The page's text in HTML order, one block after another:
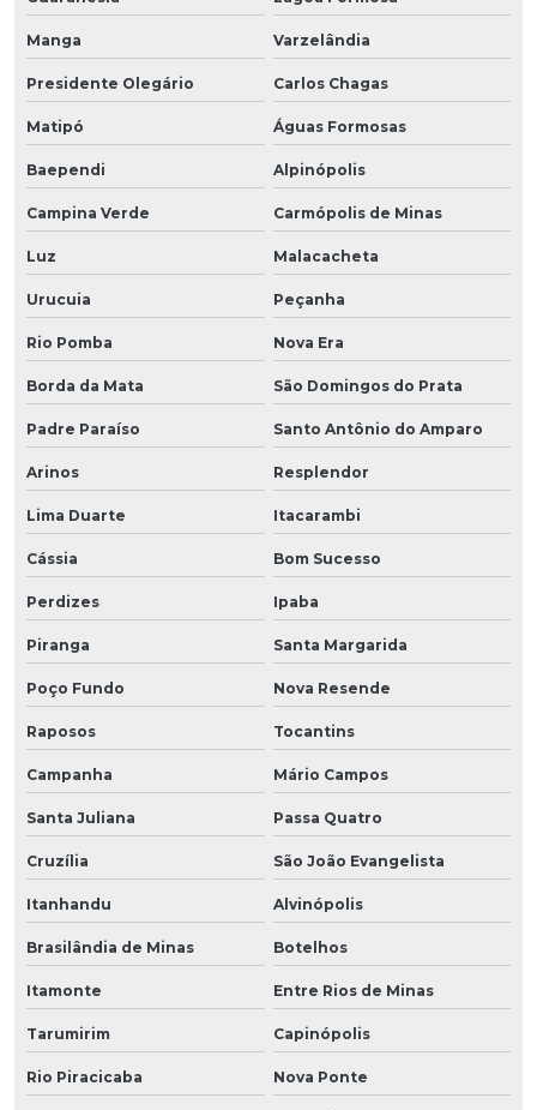
Manga Varzelândia
Presidente Olegário Carlos Chagas
Matipó Águas Formosas
Baependi Alpinópolis
Campina Verde Carmópolis de Minas
Luz Malacacheta
Urucuia Peçanha
Rio Pomba Nova Era
Borda da Mata São Domingos do Prata
Padre Paraíso Santo Antônio do Amparo
Arinos Resplendor
Lima Duarte Itacarambi
Cássia Bom Sucesso
Perdizes Ipaba
Piranga Santa Margarida
Poço Fundo Nova Resende
Raposos Tocantins
Campanha Mário Campos
Santa Juliana Passa Quatro
Cruzília São João Evangelista
Itanhandu Alvinópolis
Brasilândia de Minas Botelhos
Itamonte Entre Rios de Minas
Tarumirim Capinópolis
Rio Piracicaba Nova Ponte